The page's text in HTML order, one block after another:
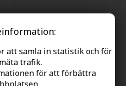
att samla in statistik och för
trafik.
för att förbättra